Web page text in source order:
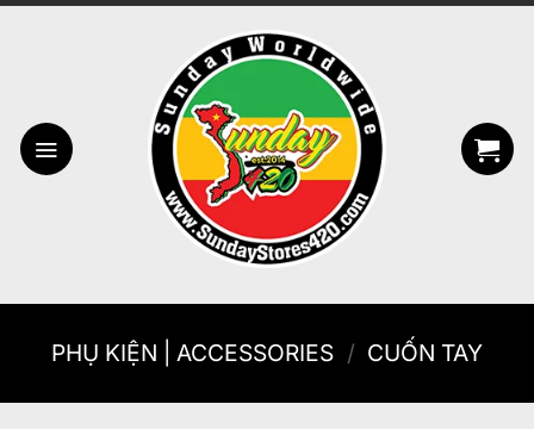
Bỏ
PHỤ KIỆN | ACCESSORIES / CUỐN TAY